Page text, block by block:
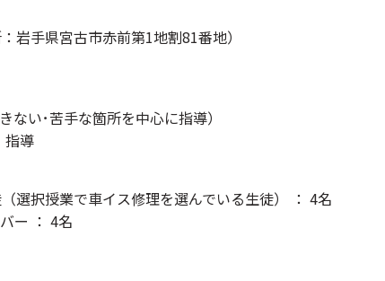
手県宮古市赤前第1地割81番地）
い･苦手な箇所を中心に指導）
指導
選択授業で車イス修理を選んでいる生徒） ： 4名
ー ： 4名